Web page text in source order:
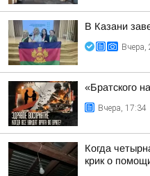
В Казани
Вчера,
«Братского
Вчера, 17:34
Когда
крик о